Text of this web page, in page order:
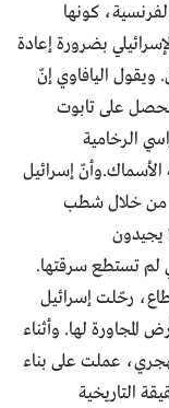
كونها
بضرورة إعادة
اليافاوي إنّ
على تابوت
الرخامية
إسرائيل
من خلال شطب
يجيدون
لم تستطع سرقتها.
القطاع، رحّلت إسرائيل
لها. وأثناء
12من التقويم الهجري، عملت على بناء
التاريخية